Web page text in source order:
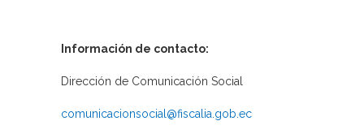
Información de contacto:
Dirección de Comunicación Social
comunicacionsocial@fiscalia.gob.ec